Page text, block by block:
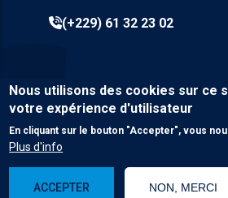
(+229) 61 32 23 02
© CopyrightQta Tech SARL2023. Tous
Nous utilisons des cookies sur ce
votre expérience d'utilisateur
En cliquant sur le bouton "Accepter", vous
Plus d'info
ACCEPTER NON, MERCI